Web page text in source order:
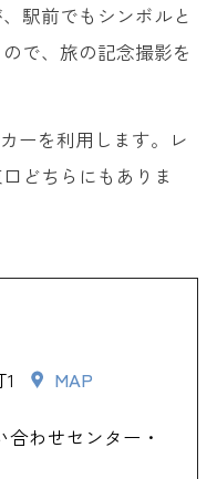
駅前でもシンボルと
で、旅の記念撮影を
ーを利用します。レ
どちらにもありま
MAP
合わせセンター・